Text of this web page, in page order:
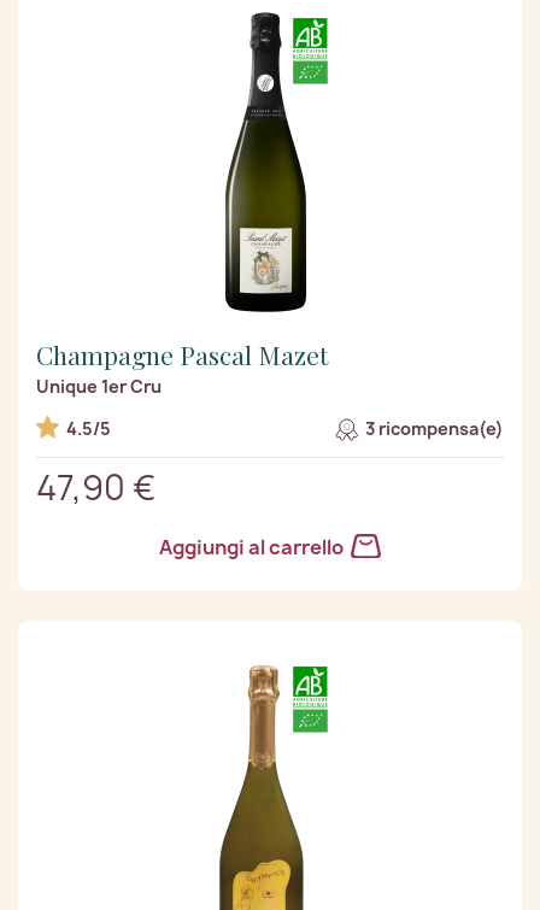
Champagne Pascal Mazet
Unique 1er Cru
4.5/5
3 ricompensa(e)
47,90 €
Aggiungi al carrello